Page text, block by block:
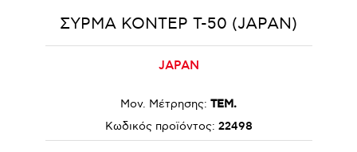
ΣΥΡΜΑ ΚΟΝΤΕΡ T-50 (JAPAN)
JAPAN
Μον. Μέτρησης: ΤΕΜ.
Κωδικός προϊόντος: 22498